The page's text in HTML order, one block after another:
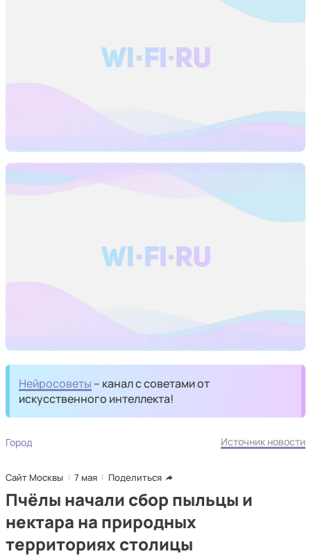
Нейросоветы – канал с советами от
искусственного интеллекта!
Город Источник новости
Сайт Москвы 7 мая Поделиться
Пчёлы начали сбор пыльцы и
нектара на природных
территориях столицы